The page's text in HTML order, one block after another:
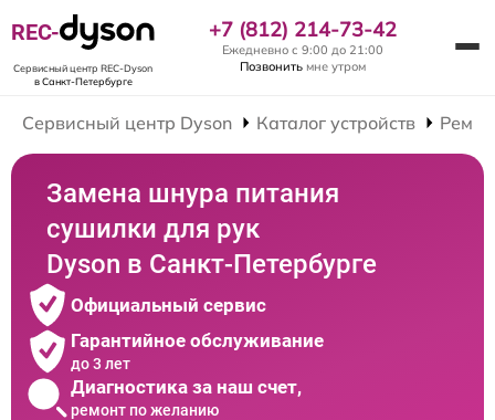
REC-
Сервисный центр REC-Dyson
в Санкт-Петербурге
+7 (812) 214-73-42
Ежедневно с 9:00 до 21:00
Позвонить мне утром
Сервисный центр Dyson Каталог устройств
Замена шнура питания
сушилки для рук
Dyson в Санкт-Петербурге
Официальный сервис
Гарантийное обслуживание
до 3 лет
Диагностика за наш счет,
ремонт по желанию